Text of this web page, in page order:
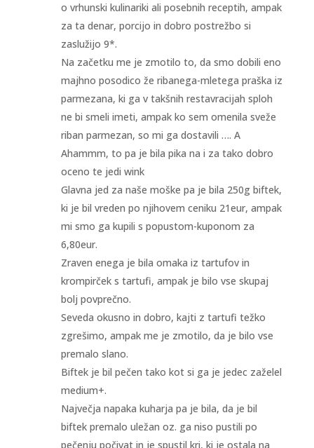
o vrhunski kulinariki ali posebnih receptih, ampak
za ta denar, porcijo in dobro postrežbo si
zaslužijo 9*.
Na začetku me je zmotilo to, da smo dobili eno
majhno posodico že ribanega-mletega praška iz
parmezana, ki ga v takšnih restavracijah sploh
ne bi smeli imeti, ampak ko sem omenila sveže
riban parmezan, so mi ga dostavili …. A
Ahammm, to pa je bila pika na i za tako dobro
oceno te jedi wink
Glavna jed za naše moške pa je bila 250g biftek,
ki je bil vreden po njihovem ceniku 21eur, ampak
mi smo ga kupili s popustom-kuponom za
6,80eur.
Zraven enega je bila omaka iz tartufov in
krompirček s tartufi, ampak je bilo vse skupaj
bolj povprečno.
Seveda okusno in dobro, kajti z tartufi težko
zgrešimo, ampak me je zmotilo, da je bilo vse
premalo slano.
Biftek je bil pečen tako kot si ga je jedec zaželel
medium+.
Največja napaka kuharja pa je bila, da je bil
biftek premalo uležan oz. ga niso pustili po
pečenju počivat in je spustil kri, ki je ostala na